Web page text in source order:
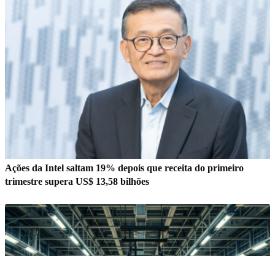
Ações da Intel saltam 19% depois que receita do primeiro
trimestre supera US$ 13,58 bilhões